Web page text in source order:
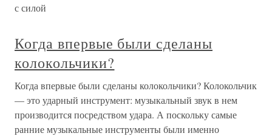
с силой
Когда впервые были сделаны
колокольчики?
Когда впервые были сделаны колокольчики? Колокольчик
— это ударный инструмент: музыкальный звук в нем
производится посредством удара. А поскольку самые
ранние музыкальные инструменты были именно